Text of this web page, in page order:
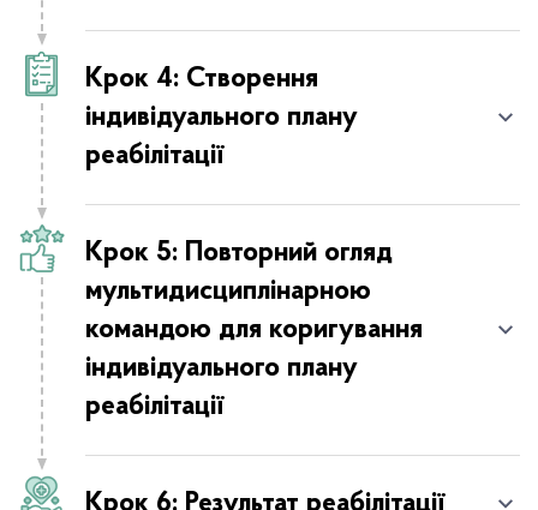
Шлях поліцейського після поранення/травми
Пам’ятай про підтримку
Крок 4: Створення
індивідуального плану
реабілітації
Крок 5: Повторний огляд
мультидисциплінарною
командою для коригування
індивідуального плану
реабілітації
Крок 6: Результат реабілітації